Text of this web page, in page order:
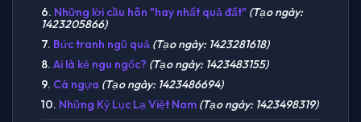
6. Những lời cầu hôn "hay nhất quả đất" (Tạo ngày:
1423205866)
7. Bức tranh ngũ quả (Tạo ngày: 1423281618)
8. Ai là kẻ ngu ngốc? (Tạo ngày: 1423483155)
9. Cá ngựa (Tạo ngày: 1423486694)
10. Những Kỷ Lục Lạ Việt Nam (Tạo ngày: 1423498319)